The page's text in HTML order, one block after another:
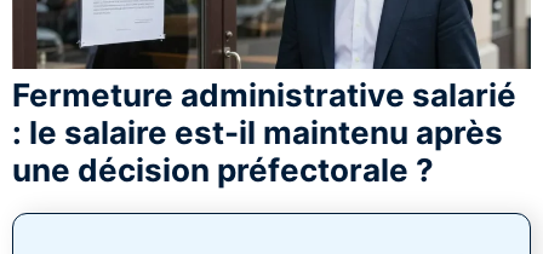
Fermeture administrative salarié
: le salaire est-il maintenu après
une décision préfectorale ?